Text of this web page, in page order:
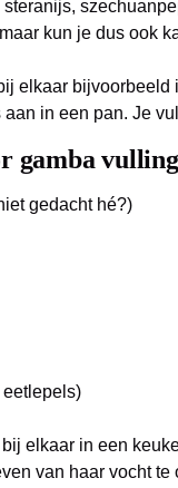
steranijs,
kun je dus ook
elkaar
aan in een pan. Je
gamba
gedacht hé?)
elkaar in een
van haar vocht te